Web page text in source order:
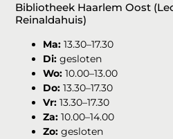
Bibliotheek Haarlem Oost
Reinaldahuis)
Ma: 13.30–17.30
Di: gesloten
Wo: 10.00–13.00
Do: 13.30–17.30
Vr: 13.30–17.30
Za: 10.00–14.00
Zo: gesloten